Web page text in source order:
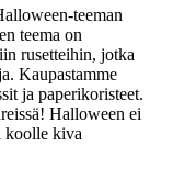
teeman
teema on
rusetteihin, jotka
Kaupastamme
ja paperikoristeet.
Halloween ei
koolle kiva